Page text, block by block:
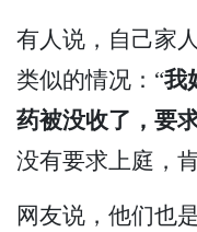
有人说，自己家
类似的情况：“我
药被没收了，要
没有要求上庭，
网友说，他们也